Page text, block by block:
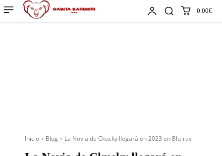
0.00€
Inicio Blog La Novia de Ckucky llegará en 2023 en Blu-ray